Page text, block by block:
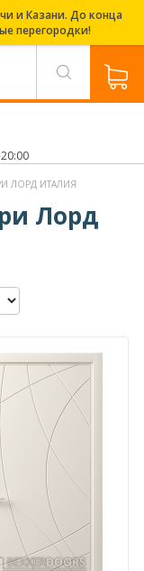
и Казани. До конца
перегородки!
ЛОРД ИТАЛИЯ
Лорд